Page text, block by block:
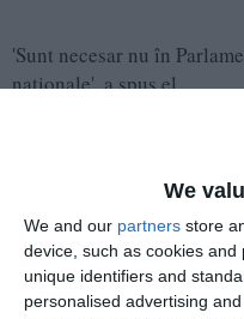
We
We and our partners store
device, such as cookies
unique identifiers and
personalised advertising
'Sunt necesar nu în
naționale', a spus el.
'Dacă congresul mă
pentru această sarcină', a